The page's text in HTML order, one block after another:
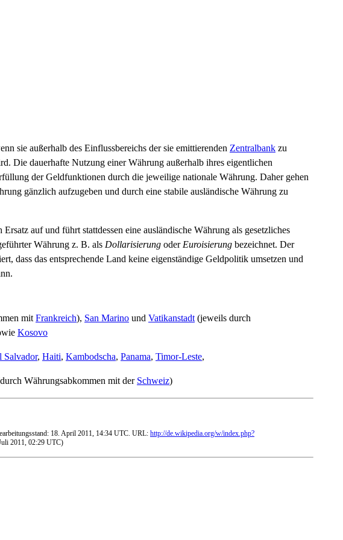
sie außerhalb des Einflussbereichs der sie emittierenden Zentralbank zu
Die dauerhafte Nutzung einer Währung außerhalb ihres eigentlichen
der Geldfunktionen durch die jeweilige nationale Währung. Daher gehen
gänzlich aufzugeben und durch eine stabile ausländische Währung zu
auf und führt stattdessen eine ausländische Währung als gesetzliches
Währung z. B. als Dollarisierung oder Euroisierung bezeichnet. Der
dass das entsprechende Land keine eigenständige Geldpolitik umsetzen und
mit Frankreich), San Marino und Vatikanstadt (jeweils durch
Kosovo
Salvador, Haiti, Kambodscha, Panama, Timor-Leste,
Währungsabkommen mit der Schweiz)
18. April 2011, 14:34 UTC. URL: http://de.wikipedia.org/w/index.php?
2011, 02:29 UTC)